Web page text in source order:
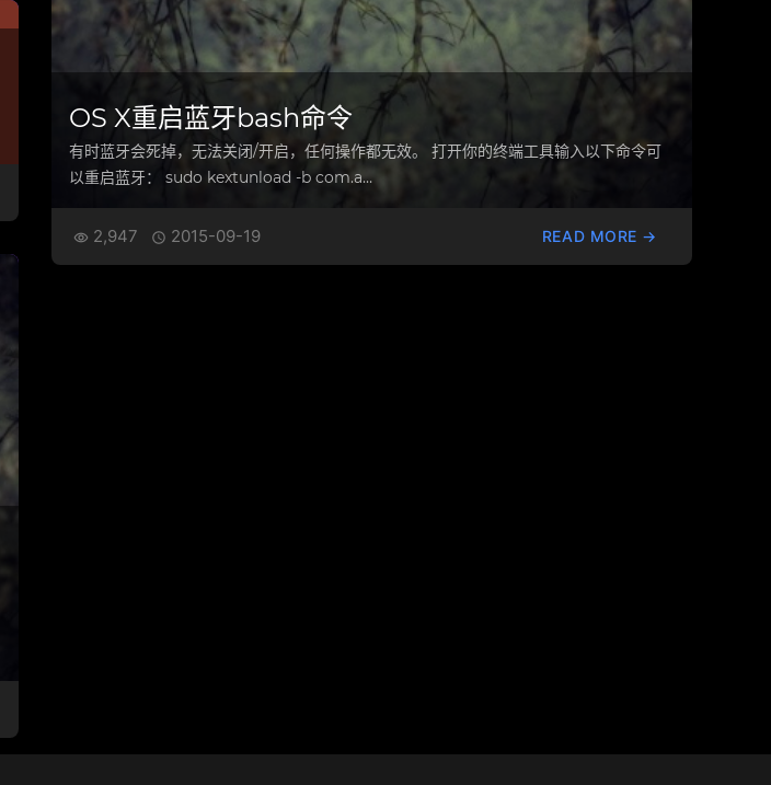
OS X重启蓝牙bash命令
有时蓝牙会死掉，无法关闭/开启，任何操作都无效。 打开你的终端工具输入以下命令可
以重启蓝牙： sudo kextunload -b com.a…
 2,947  2015-09-19 READ MORE →